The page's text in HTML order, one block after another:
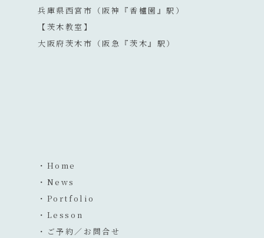
兵庫県西宮市（阪神『香櫨園』駅）
【茨木教室】
大阪府茨木市（阪急『茨木』駅）
・Home
・News
・Portfolio
・Lesson
・ご予約／お問合せ